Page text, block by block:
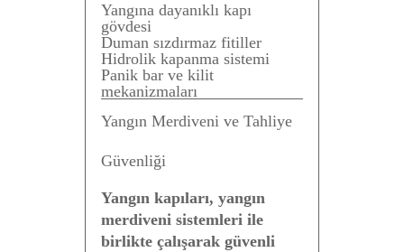
Yangına dayanıklı kapı
gövdesi
Duman sızdırmaz fitiller
Hidrolik kapanma sistemi
Panik bar ve kilit
mekanizmaları
Yangın Merdiveni ve Tahliye
Güvenliği
Yangın kapıları, yangın
merdiveni sistemleri ile
birlikte çalışarak güvenli